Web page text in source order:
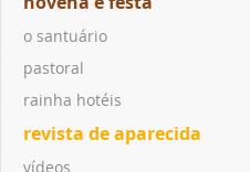
o santuário
pastoral
rainha hotéis
revista de aparecida
vídeos